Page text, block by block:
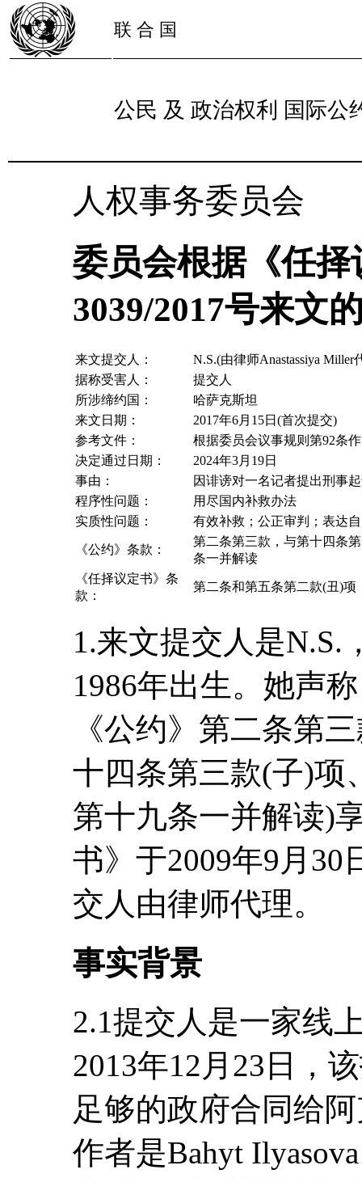
联 合 国
公民 及 政治权利 国际公
人权事务委员会
委员会根据《任
3039/2017号来文
来文提交人：
N.S.(由律师Anastassiya Miller
据称受害人：
提交人
所涉缔约国：
哈萨克斯坦
来文日期：
2017年6月15日(首次提交)
参考文件：
根据委员会议事规则第92条
决定通过日期：
2024年3月19日
事由：
因诽谤对一名记者提出刑事
程序性问题：
用尽国内补救办法
实质性问题：
有效补救；公正审判；表达
《公约》条款：
第二条第三款，与第十四条
条一并解读
《任择议定书》条
款：
第二条和第五条第二款(丑)项
1.来文提交人是N.S.
1986年出生。她声
《公约》第二条第
十四条第三款(子)项
第十九条一并解读)
书》于2009年9月30
交人由律师代理。
事实背景
2.1提交人是一家线
2013年12月23日，
足够的政府合同给
作者是Bahyt